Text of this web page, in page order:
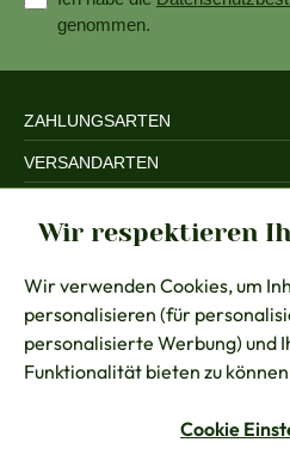
genommen.
ZAHLUNGSARTEN
VERSANDARTEN
RECHTLICHES
BERATUNG
KONTAKT
Vertrag widerrufen
Wir respektieren
Wir verwenden Cookies, um
personalisieren (für
personalisierte Werbung) und
Funktionalität bieten zu
Cookie